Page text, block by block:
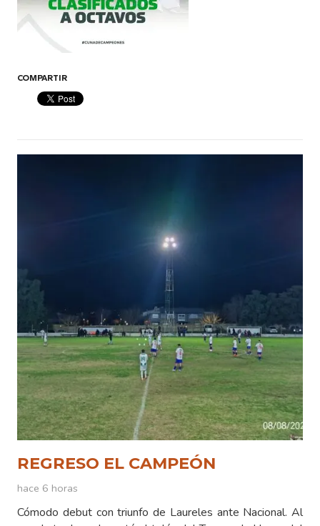
COMPARTIR
REGRESO EL CAMPEÓN
hace 6 horas
Cómodo debut con triunfo de Laureles ante Nacional. Al